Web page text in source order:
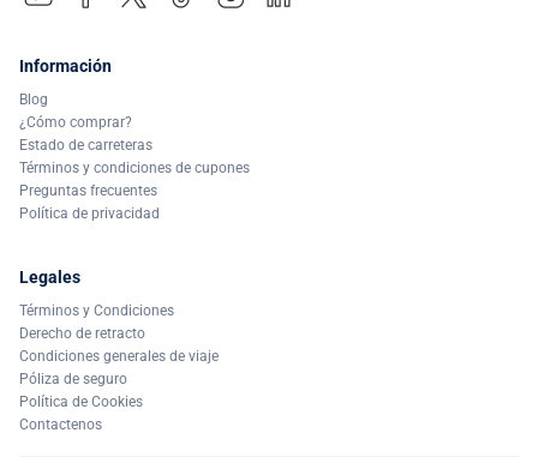
Información
Blog
¿Cómo comprar?
Estado de carreteras
Términos y condiciones de cupones
Preguntas frecuentes
Política de privacidad
Legales
Términos y Condiciones
Derecho de retracto
Condiciones generales de viaje
Póliza de seguro
Política de Cookies
Contactenos